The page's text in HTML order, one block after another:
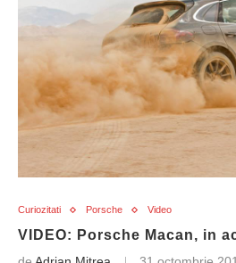
Curiozitati Porsche Video
VIDEO: Porsche Macan, in